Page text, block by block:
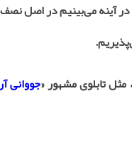
آینه می‌بینیم در اصل
.
تابلوی مشهور «جووانی